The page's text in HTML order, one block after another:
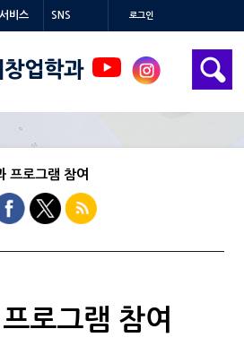
비스 SNS 로그인
창업학과
프로그램 참여
로그램 참여